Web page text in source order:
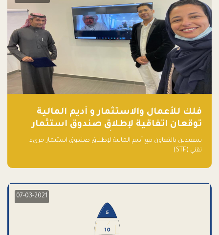
فلك للأعمال والاستثمار و أديم المالية
توقعان اتفاقية لإطلاق صندوق استثمار
جريء تقني (STF) - مشغل من قبل فـلك
سعيدين بالتعاون مع أديم المالية لإطلاق صندوق استثمار جريء
تقني (STF)
07-03-2021